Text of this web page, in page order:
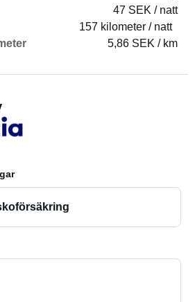
47 SEK / natt
157 kilometer / natt
5,86 SEK / km